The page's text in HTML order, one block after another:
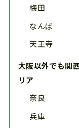
梅田
なんば
天王寺
大阪以外でも関
リア
奈良
兵庫